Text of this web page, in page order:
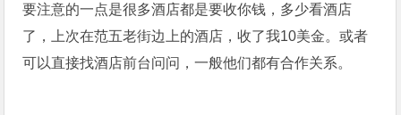
要注意的一点是很多酒店都是要收你钱，多少看酒店
了，上次在范五老街边上的酒店，收了我10美金。或者
可以直接找酒店前台问问，一般他们都有合作关系。